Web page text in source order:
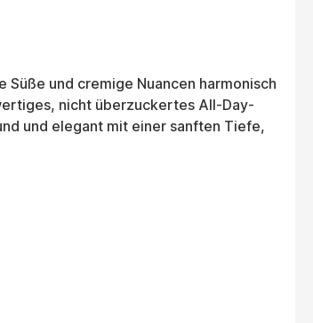
und cremige Nuancen harmonisch
nicht überzuckertes All-Day-
und elegant mit einer sanften Tiefe,